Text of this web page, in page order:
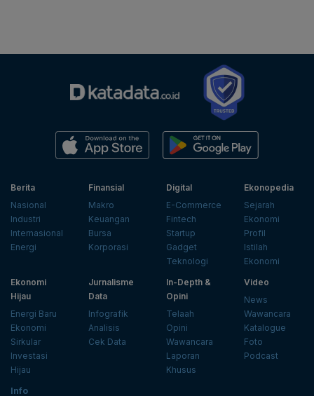
Berita
Nasional
Industri
Internasional
Energi
Finansial
Makro
Keuangan
Bursa
Korporasi
Digital
E-Commerce
Fintech
Startup
Gadget
Teknologi
Ekonopedia
Sejarah
Ekonomi
Profil
Istilah
Ekonomi
Ekonomi
Hijau
Energi Baru
Ekonomi
Sirkular
Investasi
Hijau
Jurnalisme
Data
Infografik
Analisis
Cek Data
In-Depth &
Opini
Telaah
Opini
Wawancara
Laporan
Khusus
Video
News
Wawancara
Katalogue
Foto
Podcast
Info